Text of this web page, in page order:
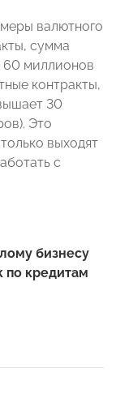
валютного
сумма
60 миллионов
контракты,
30
Это
выходят
с
бизнесу
по кредитам